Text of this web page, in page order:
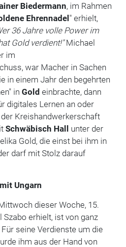
Biedermann, im Rahmen
Ehrennadel" erhielt,
36 Jahre volle Power im
Gold verdient!"Michael
im
war Macher in Sachen
in einem Jahr den begehrten
in Gold einbrachte, dann
digitales Lernen an oder
Kreishandwerkerschaft
Schwäbisch Hall unter der
Gold, die einst bei ihm in
darf mit Stolz darauf
Ungarn
dieser Woche, 15.
Szabo erhielt, ist von ganz
seine Verdienste um die
ihm aus der Hand von